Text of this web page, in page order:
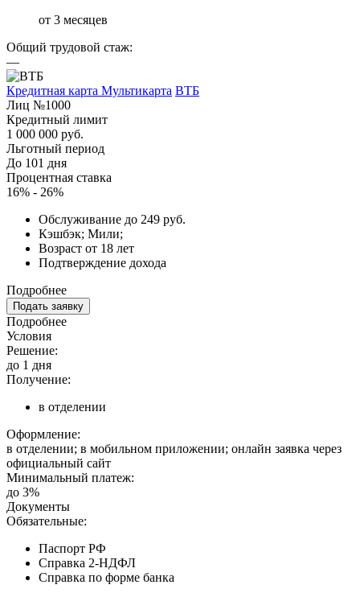
от 3 месяцев
Общий трудовой стаж:
—
Кредитная карта Мультикарта ВТБ
Лиц №1000
Кредитный лимит
1 000 000 руб.
Льготный период
До 101 дня
Процентная ставка
16% - 26%
Обслуживание до 249 руб.
Кэшбэк; Мили;
Возраст от 18 лет
Подтверждение дохода
Подробнее
Подать заявку
Подробнее
Условия
Решение:
до 1 дня
Получение:
в отделении
Оформление:
в отделении; в мобильном приложении; онлайн заявка через
официальный сайт
Минимальный платеж:
до 3%
Документы
Обязательные:
Паспорт РФ
Справка 2-НДФЛ
Справка по форме банка